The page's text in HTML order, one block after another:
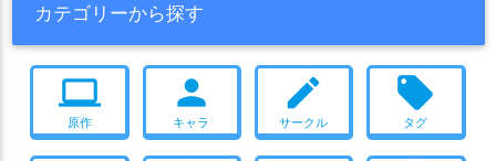
カテゴリーから探す
computer
原作
person
キャラ
create
サークル
local_offer
タグ